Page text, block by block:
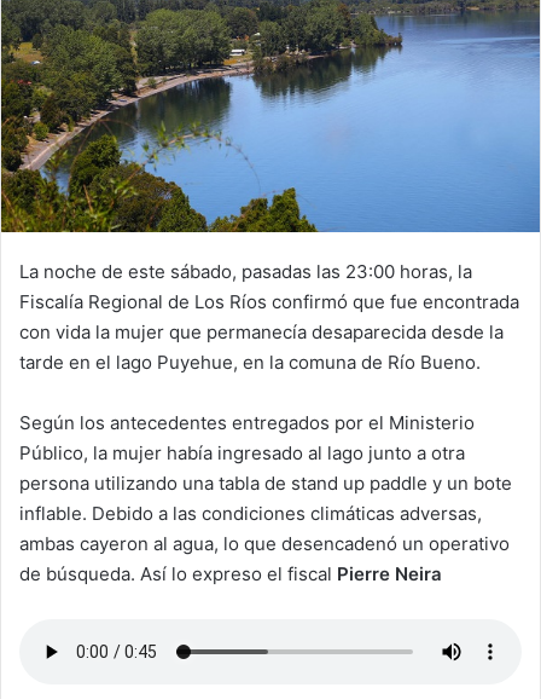
La noche de este sábado, pasadas las 23:00 horas, la
Fiscalía Regional de Los Ríos confirmó que fue encontrada
con vida la mujer que permanecía desaparecida desde la
tarde en el lago Puyehue, en la comuna de Río Bueno.
Según los antecedentes entregados por el Ministerio
Público, la mujer había ingresado al lago junto a otra
persona utilizando una tabla de stand up paddle y un bote
inflable. Debido a las condiciones climáticas adversas,
ambas cayeron al agua, lo que desencadenó un operativo
de búsqueda. Así lo expreso el fiscal Pierre Neira